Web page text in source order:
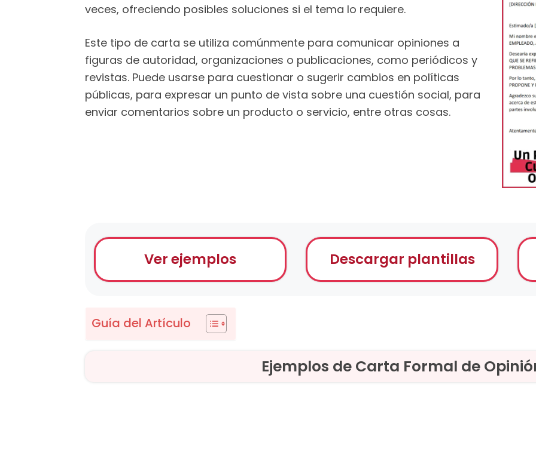
veces, ofreciendo posibles soluciones si el tema lo requiere.
Este tipo de carta se utiliza comúnmente para comunicar opiniones a
figuras de autoridad, organizaciones o publicaciones, como periódicos y
revistas. Puede usarse para cuestionar o sugerir cambios en políticas
públicas, para expresar un punto de vista sobre una cuestión social, para
enviar comentarios sobre un producto o servicio, entre otras cosas.
Ver ejemplos Descargar plantillas
Guía del Artículo
Ejemplos de Carta Formal de